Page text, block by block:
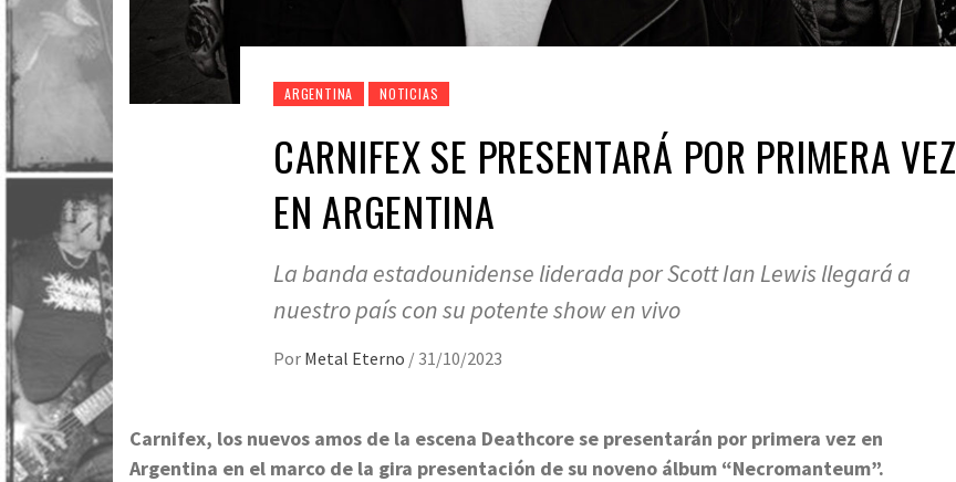
ARGENTINA NOTICIAS
CARNIFEX SE PRESENTARÁ POR PRIMERA VEZ
EN ARGENTINA
La banda estadounidense liderada por Scott Ian Lewis llegará a
nuestro país con su potente show en vivo
Por Metal Eterno / 31/10/2023
Carnifex, los nuevos amos de la escena Deathcore se presentarán por primera vez en
Argentina en el marco de la gira presentación de su noveno álbum “Necromanteum”.